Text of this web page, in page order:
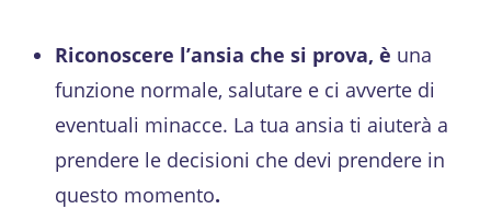
Riconoscere l’ansia che si prova, è una
funzione normale, salutare e ci avverte di
eventuali minacce. La tua ansia ti aiuterà a
prendere le decisioni che devi prendere in
questo momento.